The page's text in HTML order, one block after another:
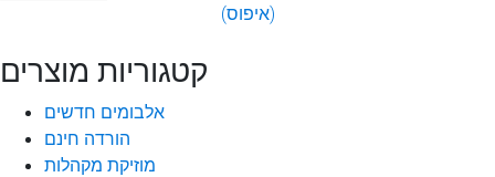
(איפוס)
קטגוריות מוצרים
אלבומים חדשים
הורדה חינם
מוזיקת מקהלות